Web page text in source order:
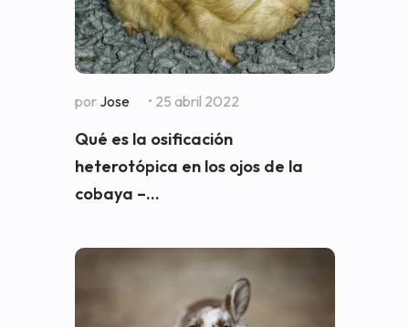
por Jose • 25 abril 2022
Qué es la osificación
heterotópica en los ojos de la
cobaya –...